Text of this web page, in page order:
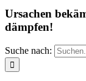
Ursachen
dämpfen!
Suche nach: